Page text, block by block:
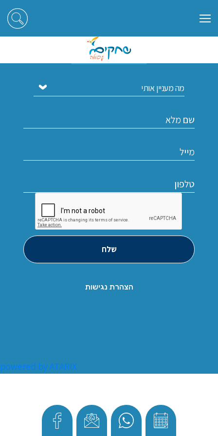
הירשמו לקבלת עדכונים
שלח
הצהרת נגישות
powered by ATARIX